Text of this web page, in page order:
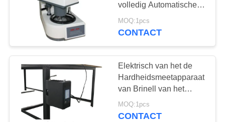
X-Ray Fout Detector
volledig Automatische
Machine -1000 van HAP
MOQ:1pcs
CONTACT
Elektrisch van het de
Hardheidsmeetapparaat
van Brinell van het
Ladingstouche screen
Draagbaar de
MOQ:1pcs
CONTACT